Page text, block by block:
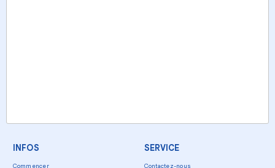
INFOS
Commencer
SERVICE
Contactez-nous